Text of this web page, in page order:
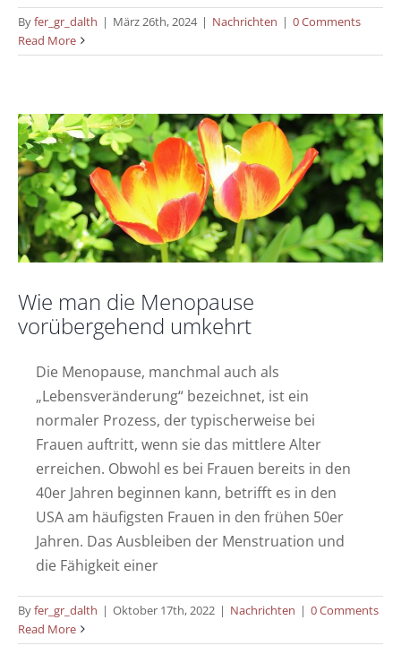
Byfer_gr_dalth | März 26th, 2024 | Nachrichten | 0 Comments
Read MoreWie man die Menopause vorübergehend
Wie man die Menopause
vorübergehend umkehrt
Die Menopause, manchmal auch als
„Lebensveränderung“ bezeichnet, ist ein
normaler Prozess, der typischerweise bei
Frauen auftritt, wenn sie das mittlere Alter
erreichen. Obwohl es bei Frauen bereits in den
40er Jahren beginnen kann, betrifft es in den
USA am häufigsten Frauen in den frühen 50er
Jahren. Das Ausbleiben der Menstruation und
die Fähigkeit einer
Byfer_gr_dalth | Oktober 17th, 2022 | Nachrichten | 0 Comments
Read More